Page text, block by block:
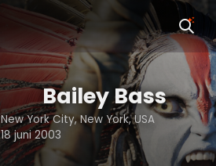
Bailey Bass
New York City, New York, USA
18 juni 2003